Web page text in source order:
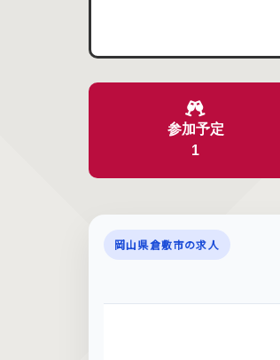
参加予定
1
岡山県倉敷市の求人